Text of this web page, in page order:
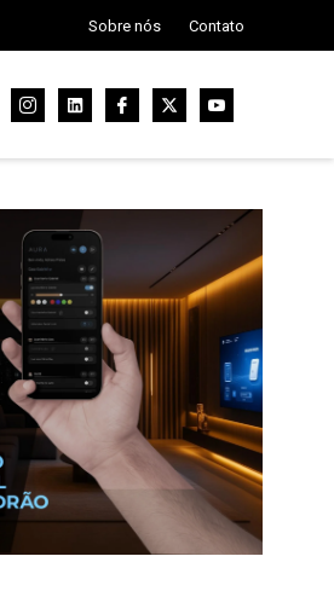
Sobre nós Contato